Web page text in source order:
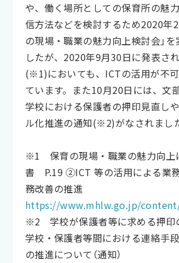
や、働く場所としての保育所の魅
信方法などを検討するため2020年2
の現場・職業の魅力向上検討会」
したが、2020年9月30日に発表さ
(※1)においても、ICTの活用が不
ています。また10月20日には、文
学校における保護者の押印見直し
ル化推進の通知(※2)がなされまし
※1 保育の現場・職業の魅力向上
書 P.19 ②ICT 等の活用による業
務改善の推進
https://www.mhlw.go.jp/
※2 学校が保護者等に求める押印
学校・保護者等間における連絡手
の推進について（通知）